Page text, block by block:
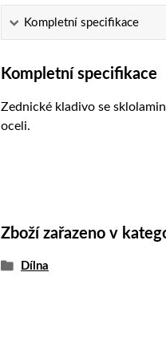
Kompletní specifikace
Kompletní specifikace
Zednické kladivo se
oceli.
Zboží zařazeno v
Dílna